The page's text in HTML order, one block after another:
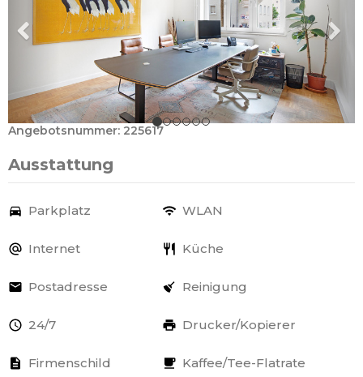
Angebotsnummer: 225617
Ausstattung
Parkplatz WLAN
Internet Küche
Postadresse Reinigung
24/7 Drucker/Kopierer
Firmenschild Kaffee/Tee-Flatrate